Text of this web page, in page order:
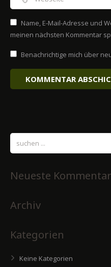
Name, E-Mail-Adresse und
meinen nächsten Kommentar
Benachrichtige mich über
Neueste
Archiv
Kategorien
Keine Kategorien